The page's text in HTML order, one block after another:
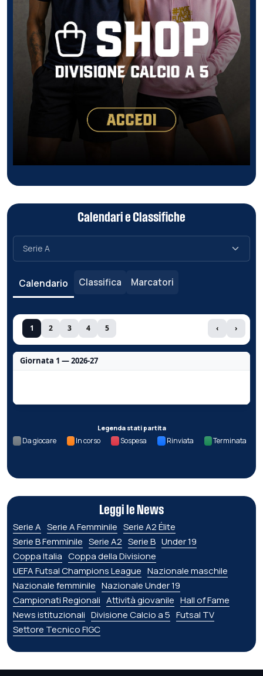
Calendari e Classifiche
Calendario Classifica Marcatori
1 2 3 4 5 ‹ ›
Giornata 1 — 2026-27
Legenda stati partita
Da giocare In corso Sospesa Rinviata Terminata
Leggi le News
Serie A Serie A Femminile Serie A2 Élite
Serie B Femminile Serie A2 Serie B Under 19
Coppa Italia Coppa della Divisione
UEFA Futsal Champions League Nazionale maschile
Nazionale femminile Nazionale Under 19
Campionati Regionali Attività giovanile Hall of Fame
News istituzionali Divisione Calcio a 5 Futsal TV
Settore Tecnico FIGC